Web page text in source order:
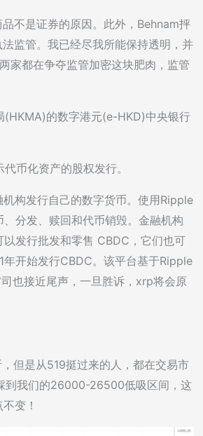
不是证券的原因。此外，Behnam抨
监管。我已经尽我所能保持透明，并
家都在争夺监管加密这块肥肉，监管
(HKMA)的数字港元(e-HKD)中央银行
币化资产的股权发行。
构发行自己的数字货币。使用Ripple
分发、赎回和代币销毁。金融机构
发行批发和零售 CBDC，它们也可
开始发行CBDC。该平台基于Ripple
也接近尾声，一旦胜诉，xrp将会原
但是从519挺过来的人，都在交易市
到我们的26000-26500低吸区间，这
变！